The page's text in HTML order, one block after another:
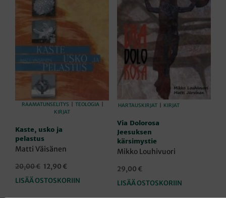
RAAMATUNSELITYS TEOLOGIA
KIRJAT
Kaste, usko ja
pelastus
Matti Väisänen
20,00€ Alkuperäinen
oli:
12,90 €
on:
LISÄÄ OSTOSKORIIN
HARTAUSKIRJAT KIRJAT
Via Dolorosa
Jeesuksen
kärsimystie
Mikko Louhivuori
29,00 €
LISÄÄ OSTOSKORIIN